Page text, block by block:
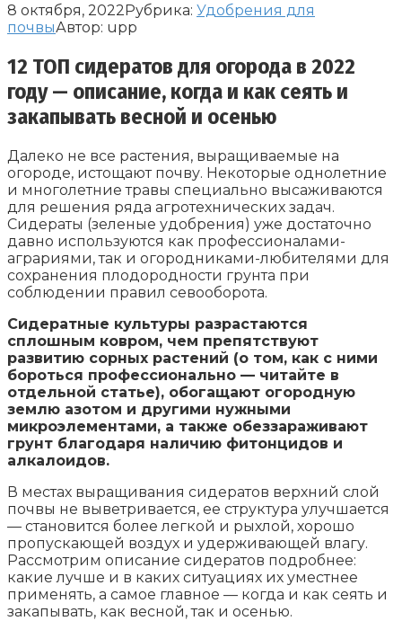
8 октября, 2022Рубрика: Удобрения для
почвыАвтор: upp
12 ТОП сидератов для огорода в 2022
году — описание, когда и как сеять и
закапывать весной и осенью
Далеко не все растения, выращиваемые на
огороде, истощают почву. Некоторые однолетние
и многолетние травы специально высаживаются
для решения ряда агротехнических задач.
Сидераты (зеленые удобрения) уже достаточно
давно используются как профессионалами-
аграриями, так и огородниками-любителями для
сохранения плодородности грунта при
соблюдении правил севооборота.
Сидератные культуры разрастаются
сплошным ковром, чем препятствуют
развитию сорных растений (о том, как с ними
бороться профессионально — читайте в
отдельной статье), обогащают огородную
землю азотом и другими нужными
микроэлементами, а также обеззараживают
грунт благодаря наличию фитонцидов и
алкалоидов.
В местах выращивания сидератов верхний слой
почвы не выветривается, ее структура улучшается
— становится более легкой и рыхлой, хорошо
пропускающей воздух и удерживающей влагу.
Рассмотрим описание сидератов подробнее:
какие лучше и в каких ситуациях их уместнее
применять, а самое главное — когда и как сеять и
закапывать, как весной, так и осенью.